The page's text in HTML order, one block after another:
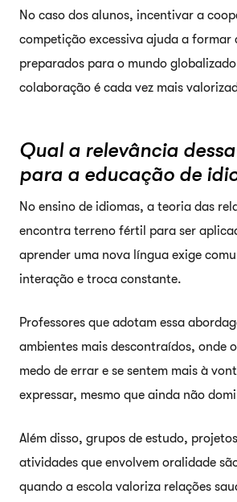
No caso dos alunos, incentivar a
competição excessiva ajuda a formar
preparados para o mundo
colaboração é cada vez mais
Qual a relevância
para a educação de
No ensino de idiomas, a teoria das
encontra terreno fértil para ser
aprender uma nova língua exige
interação e troca constante.
Professores que adotam essa
ambientes mais descontraídos, onde
medo de errar e se sentem mais à
expressar, mesmo que ainda não
Além disso, grupos de estudo,
atividades que envolvem oralidade
quando a escola valoriza relações